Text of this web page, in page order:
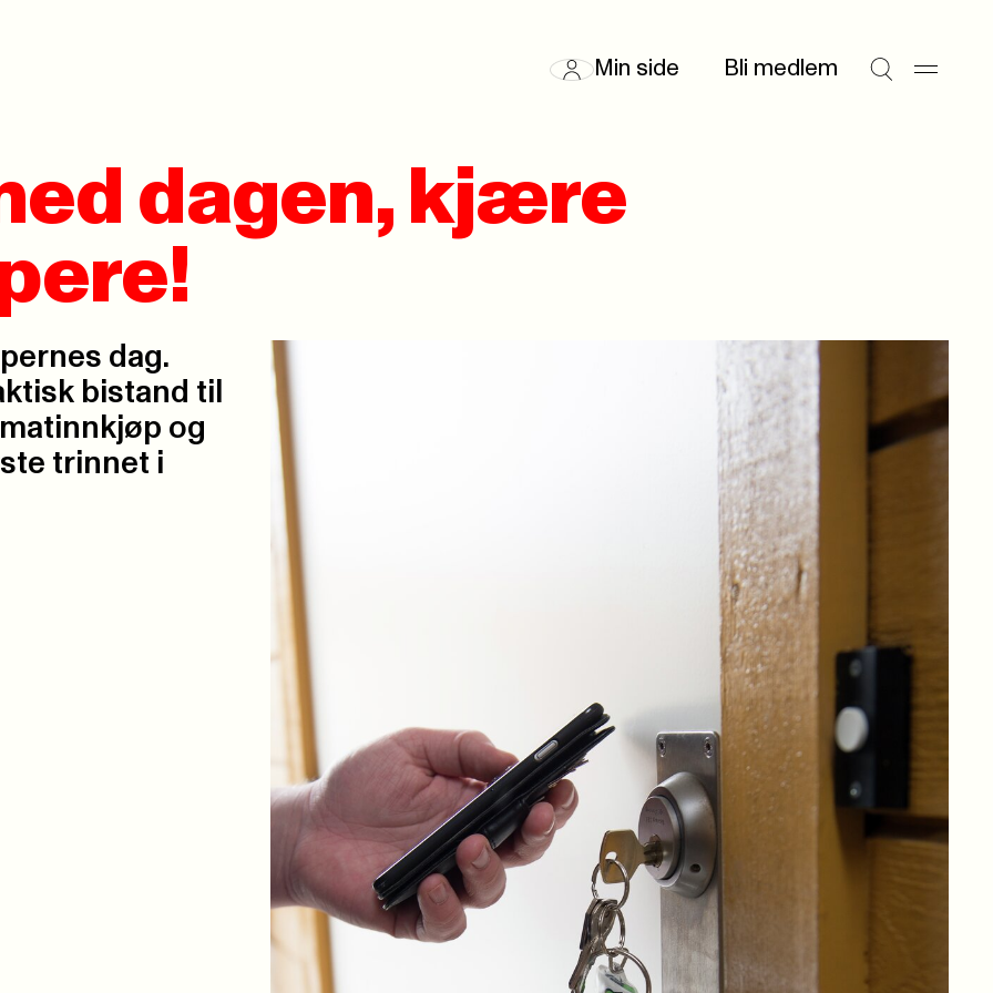
Min side Bli medlem
dagen, kjære
dag.
bistand til
og
trinnet i